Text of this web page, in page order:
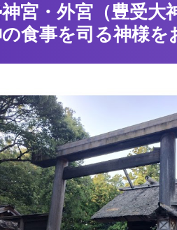
宮・外宮（豊受大
食事を司る神様